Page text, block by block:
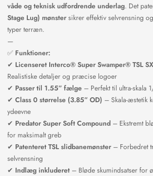
våde og teknisk udfordrende underlag. Det
Stage Lug) mønster sikrer effektiv selvrensning
typer terræn.
—
✅ Funktioner:
✔ Licenseret Interco® Super Swamper® TSL
Realistiske detaljer og præcise logoer
✔ Passer til 1.55” fælge – Perfekt til ultra-skala
✔ Class 0 størrelse (3.85” OD) – Skala-æstetik
ydeevne
✔ Predator Super Soft Compound – Ekstremt
for maksimalt greb
✔ Patenteret TSL slidbanemønster – Forbedret
selvrensning
✔ Indlæg inkluderet – Bløde skumindsatser for